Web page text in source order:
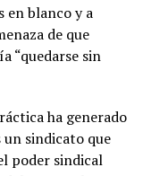
en blanco y a
de que
“quedarse sin
ha generado
sindicato que
poder sindical